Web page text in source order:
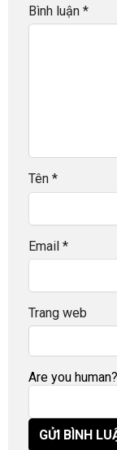
Bình luận *
Tên *
Email *
Trang web
Are you